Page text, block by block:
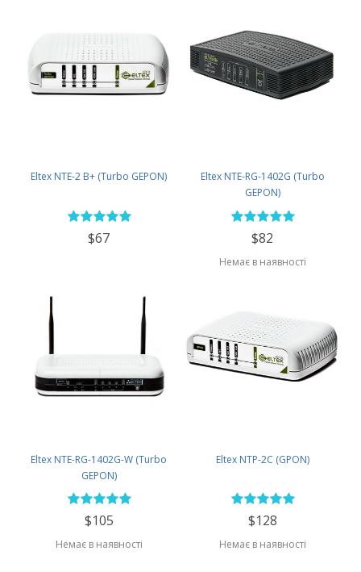
Eltex NTE-2 B+ (Turbo GEPON)
$67
Eltex NTE-RG-1402G (Turbo
GEPON)
$82
Немає в наявності
Eltex NTE-RG-1402G-W (Turbo
GEPON)
$105
Немає в наявності
Eltex NTP-2C (GPON)
$128
Немає в наявності